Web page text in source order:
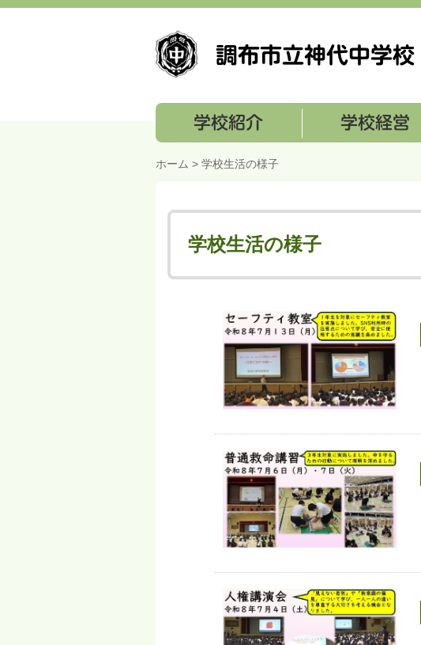
ホーム > 学校生活の様子
学校生活の様子